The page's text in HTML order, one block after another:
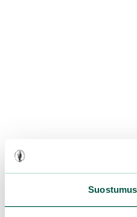
Suostumus